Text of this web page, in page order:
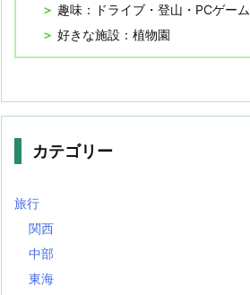
趣味：ドライブ・登山・PCゲーム
好きな施設：植物園
カテゴリー
旅行
関西
中部
東海